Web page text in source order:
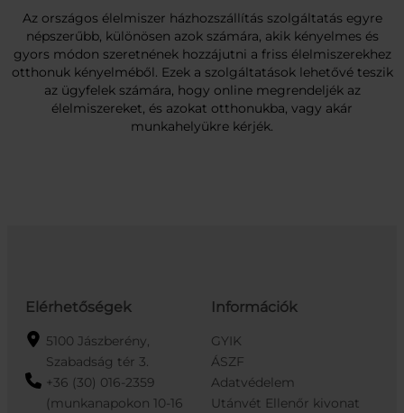
Az országos élelmiszer házhozszállítás szolgáltatás egyre
népszerűbb, különösen azok számára, akik kényelmes és
gyors módon szeretnének hozzájutni a friss élelmiszerekhez
otthonuk kényelméből. Ezek a szolgáltatások lehetővé teszik
az ügyfelek számára, hogy online megrendeljék az
élelmiszereket, és azokat otthonukba, vagy akár
munkahelyükre kérjék.
Elérhetőségek
5100 Jászberény,
Szabadság tér 3.
+36 (30) 016-2359
(munkanapokon 10-16
Információk
GYIK
ÁSZF
Adatvédelem
Utánvét Ellenőr kivonat